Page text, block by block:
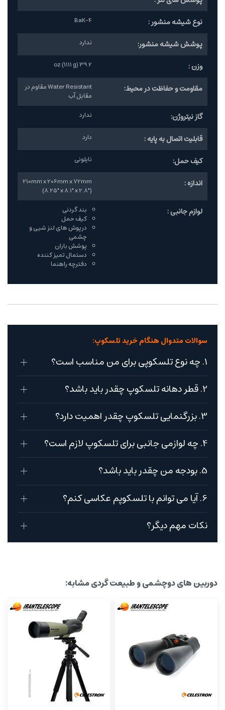
نوع شیشه منشور : BaK-4
پوشش شیشه منشور: ندارد
وزن : 39.2 oz (1111 g)
مقاومت و حفاظت در محیط:
Water Resistant مقاوم در
مقابل آب
گاز نیتروژن: ندارد
قابلیت اتصال به پایه : دارد
کیف حمل: نایلونی
اندازه :
210mm x 206mm x 72mm
(8.25" x 8.1" x 2.8")
لوازم جانبی :
بند گردنی
کیف حمل
درپوش های لنز شیی و
چشمی
پوشش باران
دستمال تمیز کننده
دفترچه راهنما
سوالات متدوال هنگام خرید تلسکوپ:
1. چه نوع تلسکوپی برای من مناسب است؟
2. قطر دهانه تلسکوپ چقدر باید باشد؟
3. بزرگنمایی تلسکوپ چقدر اهمیت دارد؟
4. چه لوازمی جانبی برای تلسکوپ لازم است؟
5. بودجه من چقدر باید باشد؟
6. آیا می توانم با تلسکوپم عکاسی کنم؟
نکات مهم دیگر؟
دوربین های دوچشمی و طبیعت گردی مشابه: